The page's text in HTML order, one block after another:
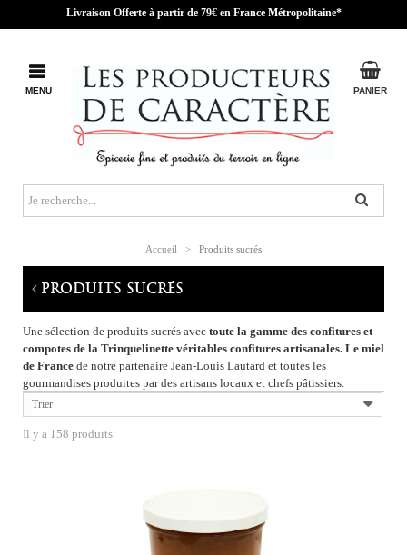
Livraison Offerte à partir de 79€ en France Métropolitaine*
PANIER
MENU
Accueil > Produits sucrés
PRODUITS SUCRÉS
Une sélection de produits sucrés avec toute la gamme des confitures et
compotes de la Trinquelinette véritables confitures artisanales. Le miel
de France de notre partenaire Jean-Louis Lautard et toutes les
gourmandises produites par des artisans locaux et chefs pâtissiers.
Trier
Il y a 158 produits.